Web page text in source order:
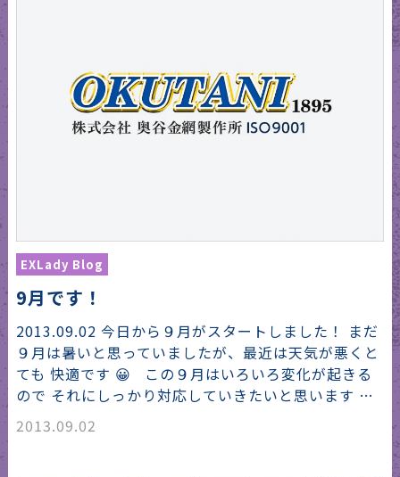
EXLady Blog
9月です！
2013.09.02 今日から９月がスタートしました！ まだ
９月は暑いと思っていましたが、最近は天気が悪くと
ても 快適です 😀 この９月はいろいろ変化が起きる
ので それにしっかり対応していきたいと思います …
2013.09.02